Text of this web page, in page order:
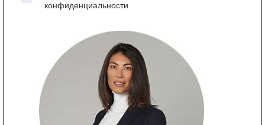
конфиденциальности